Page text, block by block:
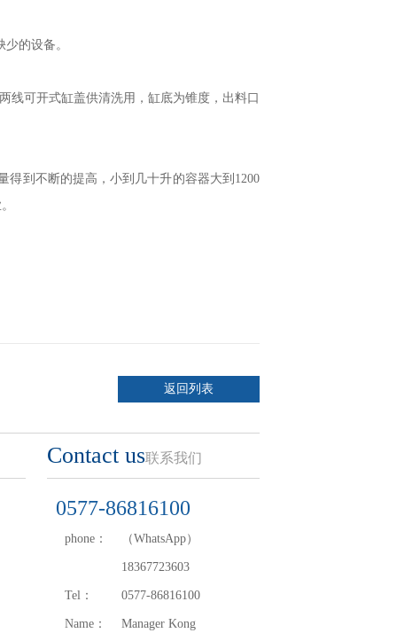
的设备。
线可开式缸盖供清洗用，缸底为锥度，出料口
得到不断的提高，小到几十升的容器大到 1200
返回列表
Contact us联系我们
0577-86816100
phone： （WhatsApp）
18367723603
Tel： 0577-86816100
Name： Manager Kong